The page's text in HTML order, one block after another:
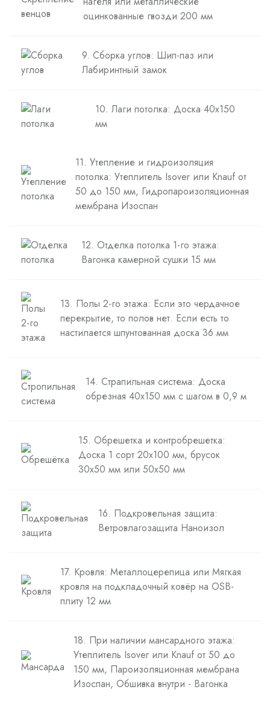
оцинкованные гвозди 200 мм
9. Сборка углов: Шип-паз или
Лабиринтный замок
10. Лаги потолка: Доска 40х150
мм
11. Утепление и гидроизоляция
потолка: Утеплитель Isover или Knauf от
50 до 150 мм, Гидропароизоляционная
мембрана Изоспан
12. Отделка потолка 1-го этажа:
Вагонка камерной сушки 15 мм
13. Полы 2-го этажа: Если это чердачное
перекрытие, то полов нет. Если есть то
настилается шпунтованная доска 36 мм
14. Страпильная система: Доска
обрезная 40х150 мм с шагом в 0,9 м
15. Обрешетка и контробрешетка:
Доска 1 сорт 20х100 мм, брусок
30х50 мм или 50х50 мм
16. Подкровельная защита:
Ветровлагозащита Наноизол
17. Кровля: Металлоцерепица или Мягкая
кровля на подкладочный ковёр на OSB-
плиту 12 мм
18. При наличии мансардного этажа:
Утеплитель Isover или Knauf от 50 до
150 мм, Пароизоляционная мембрана
Изоспан, Обшивка внутри - Вагонка